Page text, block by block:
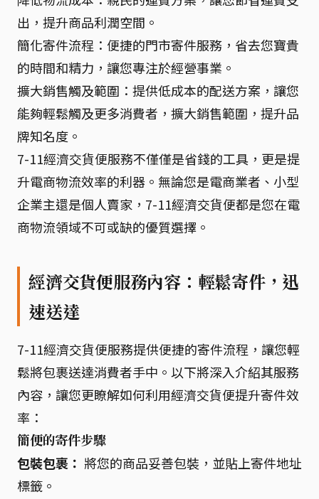
出，提升商品利潤空間。
簡化寄件流程：便捷的門市寄件服務，省去您寶貴
的時間和精力，讓您專注於經營事業。
擴大銷售觸及範圍：提供低成本的配送方案，讓您
能夠輕鬆觸及更多消費者，擴大銷售範圍，提升品
牌知名度。
7-11經濟交貨便服務不僅僅是省錢的工具，更是提
升電商物流效率的利器。無論您是電商業者、小型
企業主還是個人賣家，7-11經濟交貨便都是您在電
商物流領域不可或缺的優質選擇。
經濟交貨便服務內容：輕鬆寄件，迅
速送達
7-11經濟交貨便服務提供便捷的寄件流程，讓您輕
鬆將包裹送達消費者手中。以下將深入介紹其服務
內容，讓您更瞭解如何利用經濟交貨便提升寄件效
率：
簡便的寄件步驟
包裝包裹： 將您的商品妥善包裝，並貼上寄件地址
標籤。